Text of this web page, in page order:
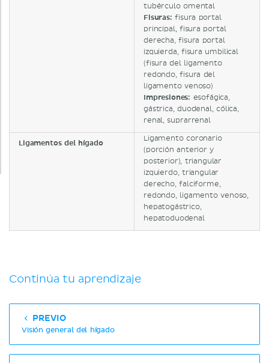
tubérculo omental
Fisuras: fisura portal
principal, fisura portal
derecha, fisura portal
izquierda, fisura umbilical
(fisura del ligamento
redondo, fisura del
ligamento venoso)
Impresiones: esofágica,
gástrica, duodenal, cólica,
renal, suprarrenal
Ligamentos del hígado
Ligamento coronario
(porción anterior y
posterior), triangular
izquierdo, triangular
derecho, falciforme,
redondo, ligamento venoso,
hepatogástrico,
hepatoduodenal
Continúa tu aprendizaje
PREVIO
Visión general del hígado